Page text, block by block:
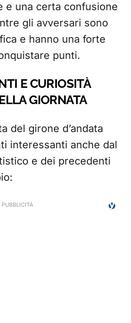
e una certa confusione
gli avversari sono
e hanno una forte
punti.
E CURIOSITÀ
GIORNATA
del girone d’andata
interessanti anche dal
e dei precedenti